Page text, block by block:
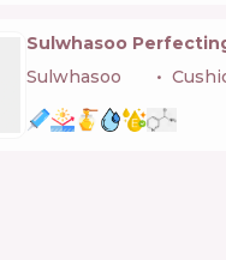
Sulwhasoo
Sulwhasoo